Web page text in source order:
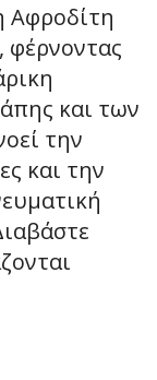
Αφροδίτη
φέρνοντας
και των
την
και την